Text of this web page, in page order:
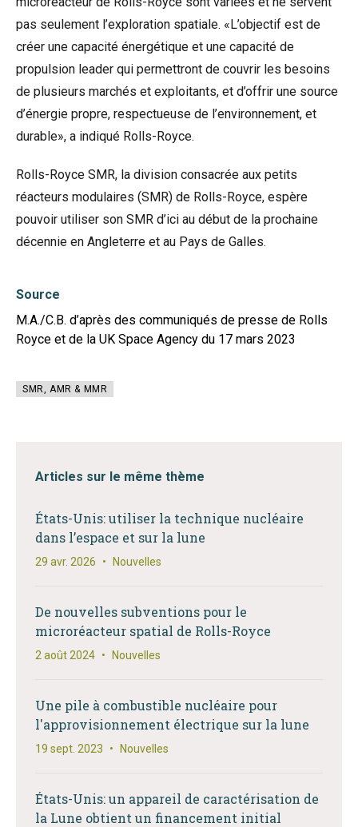
pas seulement l’exploration spatiale. «L’objectif est de
créer une capacité énergétique et une capacité de
propulsion leader qui permettront de couvrir les besoins
de plusieurs marchés et exploitants, et d’offrir une source
d’énergie propre, respectueuse de l’environnement, et
durable», a indiqué Rolls-Royce.
Rolls-Royce SMR, la division consacrée aux petits
réacteurs modulaires (SMR) de Rolls-Royce, espère
pouvoir utiliser son SMR d’ici au début de la prochaine
décennie en Angleterre et au Pays de Galles.
Source
M.A./C.B. d’après des communiqués de presse de Rolls
Royce et de la UK Space Agency du 17 mars 2023
SMR, AMR & MMR
Articles sur le même thème
États-Unis: utiliser la technique nucléaire
dans l’espace et sur la lune
29 avr. 2026 • Nouvelles
De nouvelles subventions pour le
microréacteur spatial de Rolls-Royce
2 août 2024 • Nouvelles
Une pile à combustible nucléaire pour
l'approvisionnement électrique sur la lune
19 sept. 2023 • Nouvelles
États-Unis: un appareil de caractérisation de
la Lune obtient un financement initial